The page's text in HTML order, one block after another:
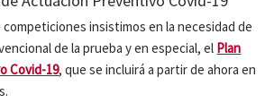
insistimos en la necesidad de
de la prueba y en especial, el Plan
Covid-19, que se incluirá a partir de ahora en